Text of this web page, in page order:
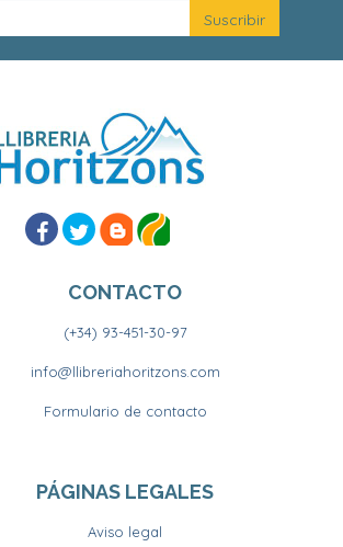
CONTACTO
(+34) 93-451-30-97
info@llibreriahoritzons.com
Formulario de contacto
PÁGINAS LEGALES
Aviso legal